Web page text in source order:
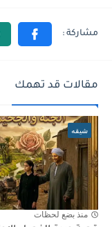
مقالات قد تهمك
شيقه
منذ بضع لحظات